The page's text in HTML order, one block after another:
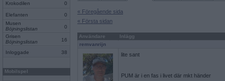
Krokodilen 0
Elefanten
0
Musen
Böjningslistan
0
Grisen
Böjningslistan
16
Inloggade 38
Mobilspel
« Föregående sida
« Första sidan
Användare
Inlägg
remvanrijn
lite sant
PUM är i en fas i livet där mkt händer